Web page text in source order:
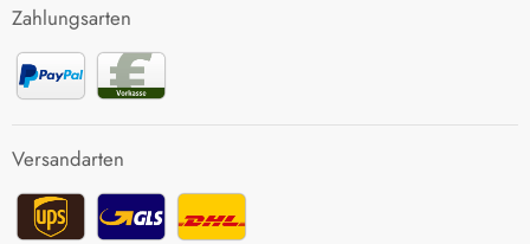
Zahlung und Versand
Rücksendung
Kontakt
Zahlungsarten
Versandarten